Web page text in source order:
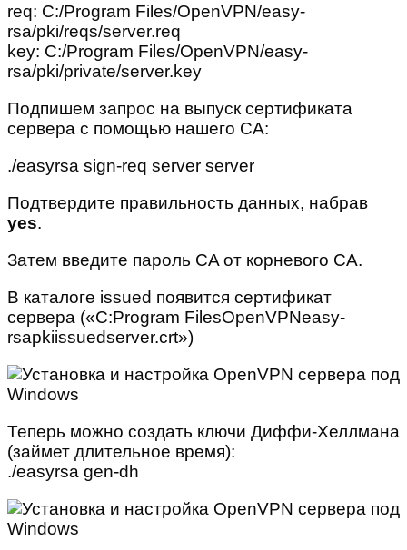
req: C:/Program Files/OpenVPN/easy-
rsa/pki/reqs/server.req
key: C:/Program Files/OpenVPN/easy-
rsa/pki/private/server.key
Подпишем запрос на выпуск сертификата
сервера с помощью нашего CA:
./easyrsa sign-req server server
Подтвердите правильность данных, набрав
yes.
Затем введите пароль CA от корневого CA.
В каталоге issued появится сертификат
сервера («C:Program FilesOpenVPNeasy-
rsapkiissuedserver.crt»)
Теперь можно создать ключи Диффи-Хеллмана
(займет длительное время):
./easyrsa gen-dh